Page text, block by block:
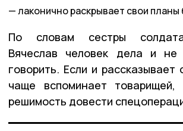
лаконично раскрывает свои
По словам сестры
Вячеслав человек дела и
говорить. Если и
чаще вспоминает товарищей,
решимость довести